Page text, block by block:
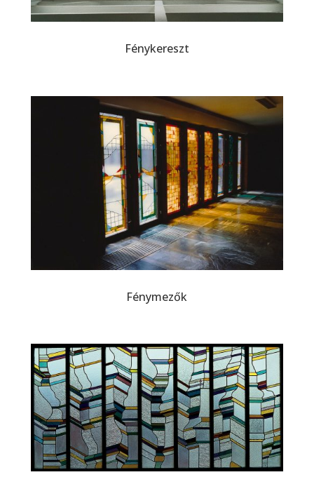
Fénykereszt
Fénymezők